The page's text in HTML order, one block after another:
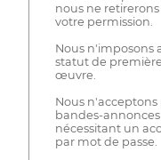
nous ne
votre permission.
Nous n'imposons
statut de
œuvre.
Nous n'acceptons
bandes-
nécessitant un
par mot de passe.